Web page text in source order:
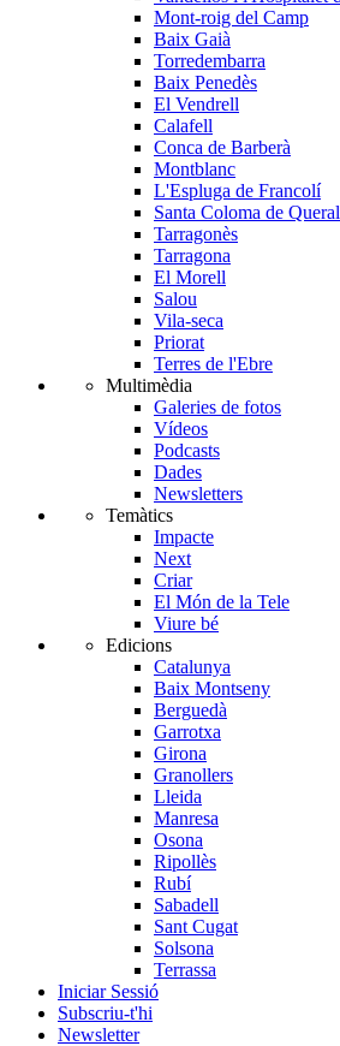
Mont-roig del Camp
Baix Gaià
Torredembarra
Baix Penedès
El Vendrell
Calafell
Conca de Barberà
Montblanc
L'Espluga de Francolí
Santa Coloma de
Tarragonès
Tarragona
El Morell
Salou
Vila-seca
Priorat
Terres de l'Ebre
Multimèdia
Galeries de fotos
Vídeos
Podcasts
Dades
Newsletters
Temàtics
Impacte
Next
Criar
El Món de la Tele
Viure bé
Edicions
Catalunya
Baix Montseny
Berguedà
Garrotxa
Girona
Granollers
Lleida
Manresa
Osona
Ripollès
Rubí
Sabadell
Sant Cugat
Solsona
Terrassa
Iniciar Sessió
Subscriu-t'hi
Newsletter